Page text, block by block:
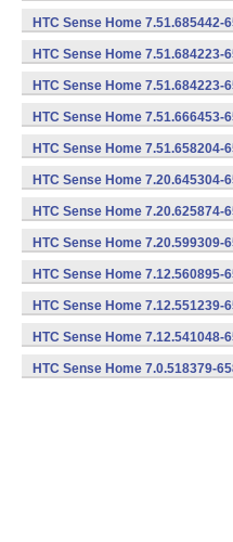
HTC Sense Home
HTC Sense Home
HTC Sense Home
HTC Sense Home
HTC Sense Home
HTC Sense Home
HTC Sense Home 7.20.625874-
HTC Sense Home 7.20.599309-
HTC Sense Home 7.12.560895-
HTC Sense Home 7.12.551239-
HTC Sense Home 7.12.541048-
HTC Sense Home 7.0.518379-